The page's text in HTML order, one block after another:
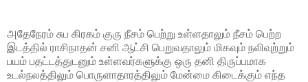
அதேநேரம் சுப கிரகம் குரு நீசம் பெற்று உள்ளதாலும் நீசம் பெற்ற
இடத்தில் ராசிநாதன் சனி ஆட்சி பெறுவதாலும் மிகவும் நலிவுற்றும்
பயம் பதட்டத்துடனும் உள்ளவர்களுக்கு ஒரு தனி திருப்பமாக
உடல்நலத்திலும் பொருளாதாரத்திலும் மேன்மை கிடைக்கும் எந்த